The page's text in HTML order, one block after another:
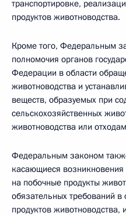
транспортировке,
продуктов животноводства.
Кроме того, Федеральным
полномочия органов
Федерации в области
животноводства и
веществ, образуемых при
сельскохозяйственных
животноводства или
Федеральным законом
касающиеся возникновения
на побочные продукты
обязательных требований
продуктов животноводства,